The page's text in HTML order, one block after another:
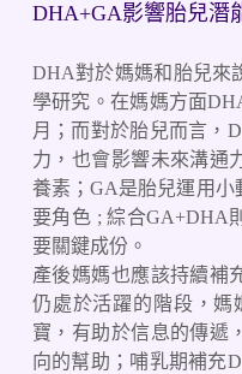
DHA+GA影響胎兒潛
DHA對於媽媽和胎兒來
學研究。在媽媽方面
月；而對於胎兒而言，
力，也會影響未來溝通
養素；GA是胎兒運用小
要角色 ; 綜合GA+DHA
要關鍵成份。
產後媽媽也應該持續補
仍處於活躍的階段，媽
寶，有助於信息的傳遞
向的幫助；哺乳期補充